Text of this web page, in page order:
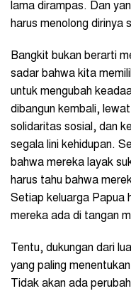
lama dirampas. Dan
harus menolong dirinya
Bangkit bukan berarti
sadar bahwa kita
untuk mengubah
dibangun kembali,
solidaritas sosial, dan
segala lini kehidupan.
bahwa mereka layak
harus tahu bahwa
Setiap keluarga Papua
mereka ada di tangan
Tentu, dukungan dari
yang paling
Tidak akan ada